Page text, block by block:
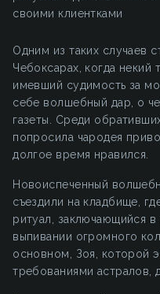
своими клиентками
Одним из таких случаев
Чебоксарах, когда
имевший судимость за
себе волшебный дар, о
газеты. Среди
попросила чародея
долгое время нравился.
Новоиспеченный
съездили на кладбище,
ритуал, заключающийся
выпивании огромного
основном, Зоя, которой
требованиями астралов,